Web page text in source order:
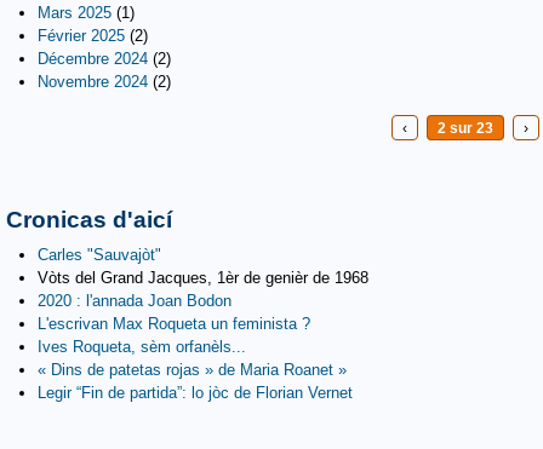
Mars 2025 (1)
Février 2025 (2)
Décembre 2024 (2)
Novembre 2024 (2)
‹ 2 sur 23 ›
Cronicas d'aicí
Carles "Sauvajòt"
Vòts del Grand Jacques, 1èr de genièr de 1968
2020 : l'annada Joan Bodon
L'escrivan Max Roqueta un feminista ?
Ives Roqueta, sèm orfanèls...
« Dins de patetas rojas » de Maria Roanet »
Legir “Fin de partida”: lo jòc de Florian Vernet